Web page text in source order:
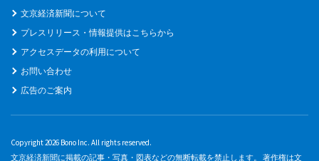
文京経済新聞について
プレスリリース・情報提供はこちらから
アクセスデータの利用について
お問い合わせ
広告のご案内
Copyright 2026 Bono Inc. All rights reserved.
文京経済新聞に掲載の記事・写真・図表などの無断転載を禁止します。 著作権は文